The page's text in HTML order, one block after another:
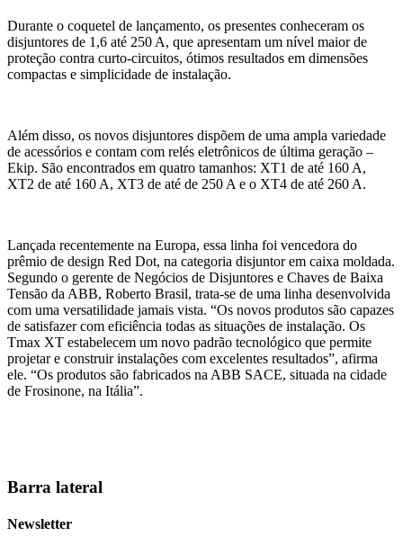
Durante o coquetel de lançamento, os presentes conheceram os
disjuntores de 1,6 até 250 A, que apresentam um nível maior de
proteção contra curto-circuitos, ótimos resultados em dimensões
compactas e simplicidade de instalação.
Além disso, os novos disjuntores dispõem de uma ampla variedade
de acessórios e contam com relés eletrônicos de última geração –
Ekip. São encontrados em quatro tamanhos: XT1 de até 160 A,
XT2 de até 160 A, XT3 de até de 250 A e o XT4 de até 260 A.
Lançada recentemente na Europa, essa linha foi vencedora do
prêmio de design Red Dot, na categoria disjuntor em caixa moldada.
Segundo o gerente de Negócios de Disjuntores e Chaves de Baixa
Tensão da ABB, Roberto Brasil, trata-se de uma linha desenvolvida
com uma versatilidade jamais vista. “Os novos produtos são capazes
de satisfazer com eficiência todas as situações de instalação. Os
Tmax XT estabelecem um novo padrão tecnológico que permite
projetar e construir instalações com excelentes resultados”, afirma
ele. “Os produtos são fabricados na ABB SACE, situada na cidade
de Frosinone, na Itália”.
Barra lateral
Newsletter